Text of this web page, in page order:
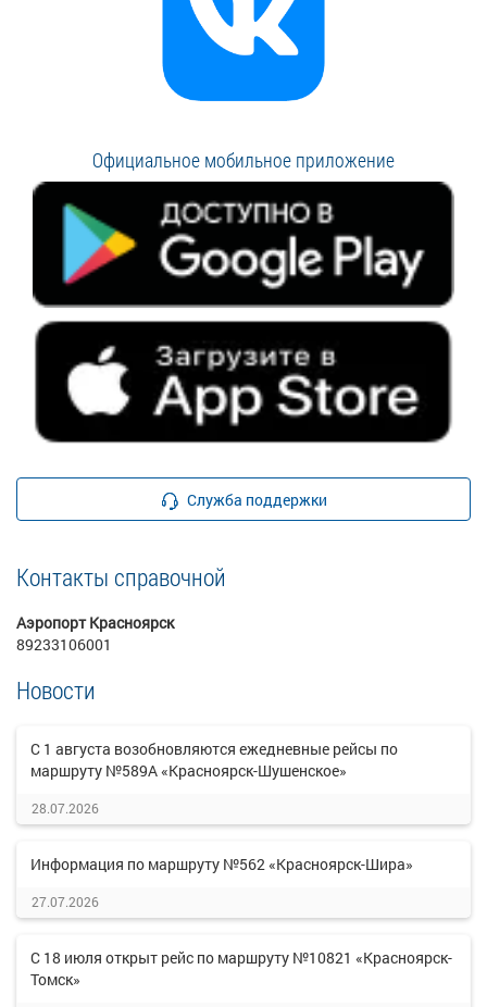
Официальное мобильное приложение
Служба поддержки
Контакты справочной
Аэропорт Красноярск
89233106001
Новости
С 1 августа возобновляются ежедневные рейсы по
маршруту №589А «Красноярск-Шушенское»
28.07.2026
Информация по маршруту №562 «Красноярск-Шира»
27.07.2026
С 18 июля открыт рейс по маршруту №10821 «Красноярск-
Томск»